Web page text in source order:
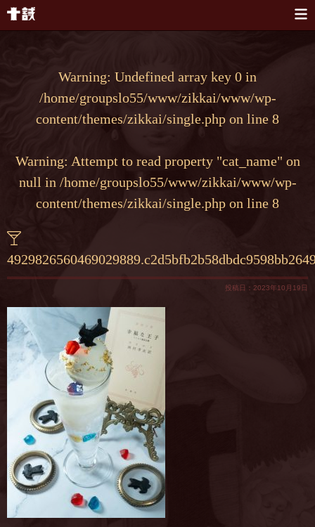
Warning: Undefined array key 0 in
/home/groupslo55/www/zikkai/www/wp-
content/themes/zikkai/single.php on line 8
Warning: Attempt to read property "cat_name" on
null in /home/groupslo55/www/zikkai/www/wp-
content/themes/zikkai/single.php on line 8
投稿日：2023年10月19日